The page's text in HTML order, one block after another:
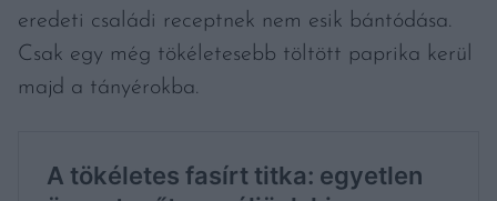
eredeti családi receptnek nem esik bántódása.
Csak egy még tökéletesebb töltött paprika kerül
majd a tányérokba.